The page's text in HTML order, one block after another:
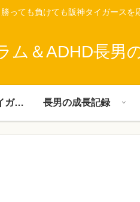
勝っても負けても阪神タイガースを
ム＆ADHD長男
父ちゃんの話（タイガース） 長男の成長記録